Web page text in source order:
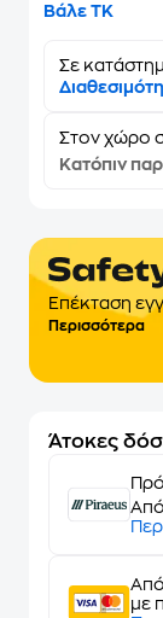
Βάλε ΤΚ
Σε
Στον χώρο
Κατόπιν
Επέκταση
Περισσότερα
Άτοκες
Από
Από
με